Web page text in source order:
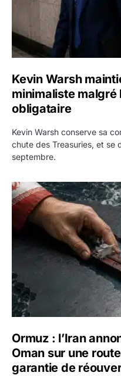
Kevin Warsh
minimaliste
obligataire
Kevin Warsh conserve sa
chute des Treasuries, et se
septembre.
Ormuz : l’Iran annonce
Ormuz : l’Iran
Oman sur une
garantie de